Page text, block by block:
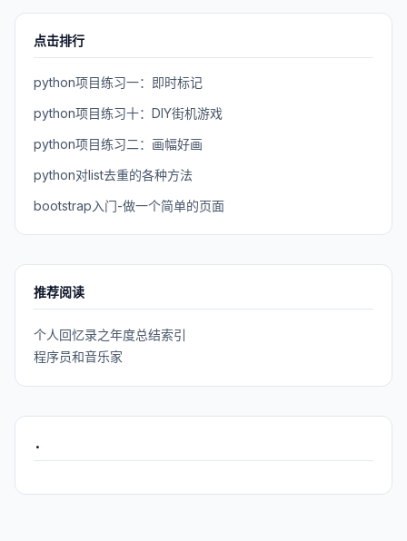
点击排行
python项目练习一：即时标记
python项目练习十：DIY街机游戏
python项目练习二：画幅好画
python对list去重的各种方法
bootstrap入门-做一个简单的页面
推荐阅读
个人回忆录之年度总结索引
程序员和音乐家
.